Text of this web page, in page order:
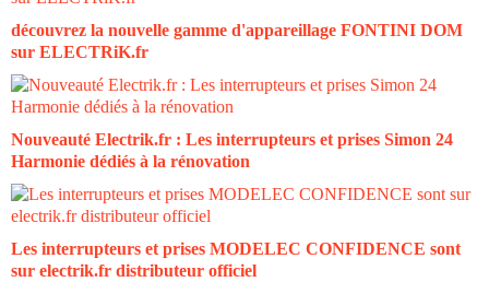
découvrez la nouvelle gamme d'appareillage FONTINI DOM
sur ELECTRiK.fr
Nouveauté Electrik.fr : Les interrupteurs et prises Simon 24
Harmonie dédiés à la rénovation
Les interrupteurs et prises MODELEC CONFIDENCE sont
sur electrik.fr distributeur officiel